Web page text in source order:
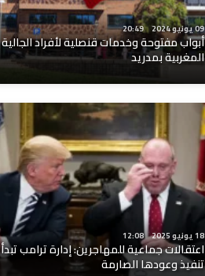
09 يونيو 2024 20:49
أبواب مفتوحة وخدمات قنصلية لأفراد الجالية
المغربية بمدريد
18 يونيو 2025 12:08
اعتقالات جماعية للمهاجرين: إدارة ترامب تبدأ
تنفيذ وعودها الصارمة